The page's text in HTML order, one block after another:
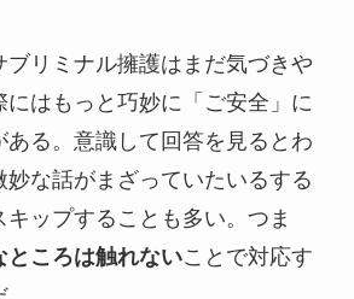
ブリミナル擁護はまだ気づきや
はもっと巧妙に「ご安全」に
ある。意識して回答を見るとわ
妙な話がまざっていたいるする
キップすることも多い。つま
ところは触れないことで対応す